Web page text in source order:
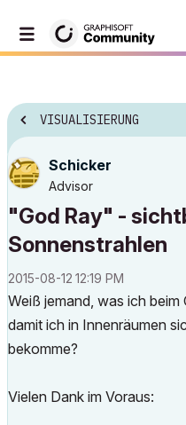
VISUALISIERUNG
Schicker
Advisor
"God Ray" -
Sonnenstrahlen
‎2015-08-12 12:19 PM
Weiß jemand, was ich beim
damit ich in Innenräumen
bekomme?
Vielen Dank im Voraus: